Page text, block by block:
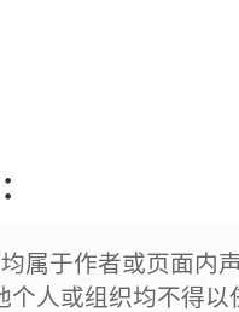
属于作者或页面内
个人或组织均不得